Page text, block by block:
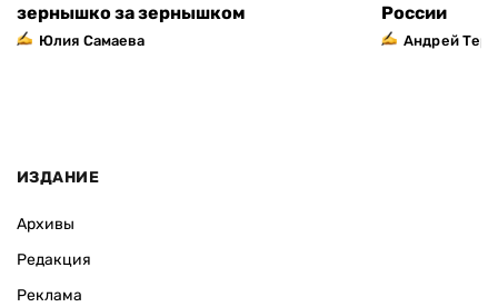
зернышко за зернышком
Юлия Самаева
России
Андрей
ИЗДАНИЕ
Архивы
Редакция
Реклама